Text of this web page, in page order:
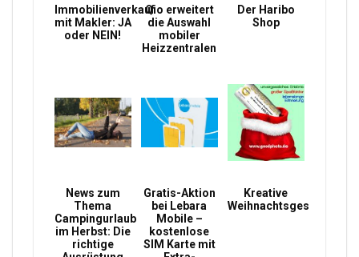
Immobilienverkauf
mit Makler: JA
oder NEIN!
Qio erweitert
die Auswahl
mobiler
Heizzentralen
Der Haribo
Shop
News zum
Thema
Campingurlaub
im Herbst: Die
richtige
Gratis-Aktion
bei Lebara
Mobile –
kostenlose
SIM Karte mit
Kreative
Weihnachtsgeschenke